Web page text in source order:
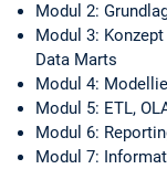
Modul 2:
Modul 3:
Data Marts
Modul 4:
Modul 5: ETL,
Modul 6:
Modul 7: